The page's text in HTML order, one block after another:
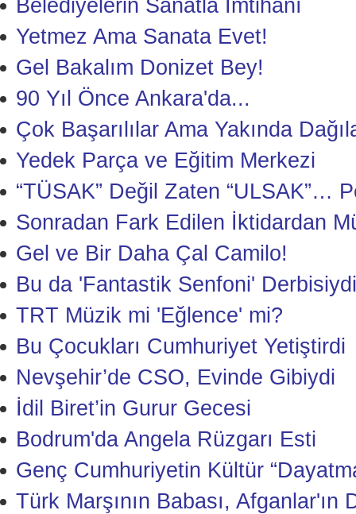
Belediyelerin Sanatla İmtihanı
Yetmez Ama Sanata Evet!
Gel Bakalım Donizet Bey!
90 Yıl Önce Ankara'da...
Çok Başarılılar Ama Yakında
Yedek Parça ve Eğitim Merkezi
“TÜSAK” Değil Zaten “ULSAK”…
Sonradan Fark Edilen İktidardan
Gel ve Bir Daha Çal Camilo!
Bu da 'Fantastik Senfoni'
TRT Müzik mi 'Eğlence' mi?
Bu Çocukları Cumhuriyet Yetiştirdi
Nevşehir’de CSO, Evinde Gibiydi
İdil Biret’in Gurur Gecesi
Bodrum'da Angela Rüzgarı Esti
Genç Cumhuriyetin Kültür
Türk Marşının Babası, Afganlar'ın